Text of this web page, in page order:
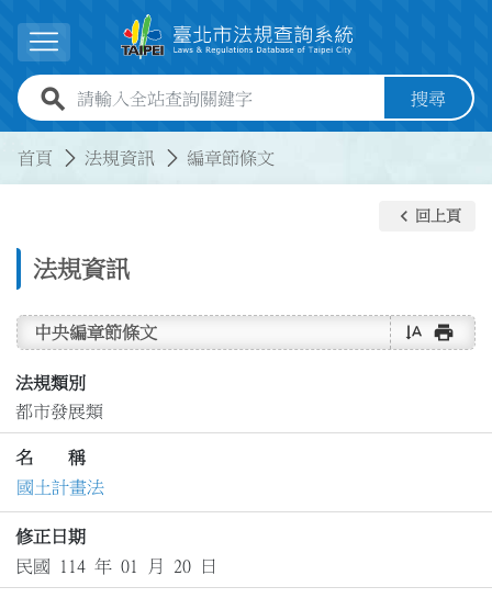
展開選單
全站查詢關鍵字欄位 搜尋
首頁 法規資訊 編章節條文
法規資訊
keyboard_arrow_left 回上頁
中央編章節條文 text_rotate_vertical print
法規類別
都市發展類
名 稱
國土計畫法
修正日期
民國 114 年 01 月 20 日